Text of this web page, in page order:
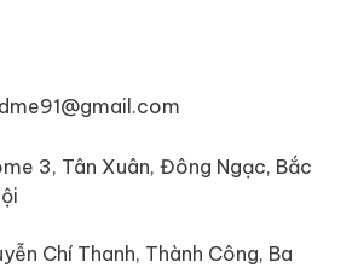
3, Tân Xuân, Đông Ngạc, Bắc
Chí Thanh, Thành Công, Ba